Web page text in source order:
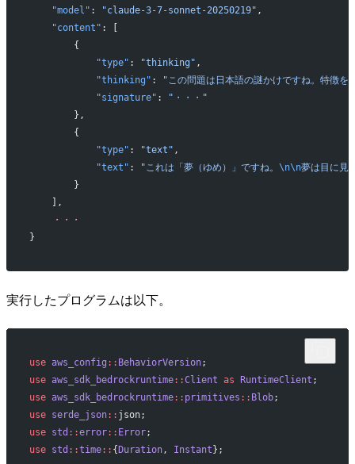
    "model"
: "claude-3-7-sonnet-20250219" ,
    "content"
: [
        {
            "type"
: "thinking" ,
            "thinking"
:
"この問題は日本語の謎かけですね。特徴を
            "signature"
:
"・・・"
        },
        {
            "type"
: "text" ,
            "text"
: "これは「夢（ゆめ）」ですね。 \n\n夢は目に見
        }
    ],
    ・・・
}
実行したプログラムは以下。
use aws_config :: BehaviorVersion;
use aws_sdk_bedrockruntime::Client as RuntimeClient ;
use aws_sdk_bedrockruntime:: primitives :: Blob;
use serde_json:: json;
use std ::error:: Error;
use std ::time:: {Duration, Instant};